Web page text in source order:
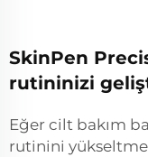
SkinPen
rutininizi
Eğer cilt bakım
rutinini